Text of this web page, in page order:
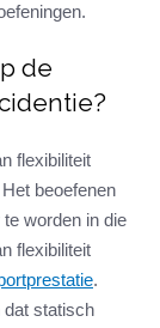
de
flexibiliteit
beoefenen
worden in die
flexibiliteit
.
dat statisch